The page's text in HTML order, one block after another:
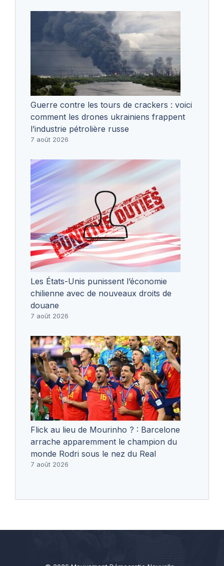
Guerre contre les tours de crackers : voici
comment les drones ukrainiens frappent
l’industrie pétrolière russe
7 août 2026
Les États-Unis punissent l’économie
chilienne avec de nouveaux droits de
douane
7 août 2026
Flick au lieu de Mourinho ? : Barcelone
arrache apparemment le champion du
monde Rodri sous le nez du Real
7 août 2026